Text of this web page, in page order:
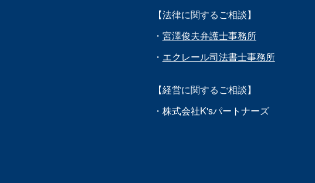
【法律に関するご相談】
・ 宮澤俊夫弁護士事務所
・ エクレール司法書士事務所
【経営に関するご相談】
・株式会社K'sパートナーズ